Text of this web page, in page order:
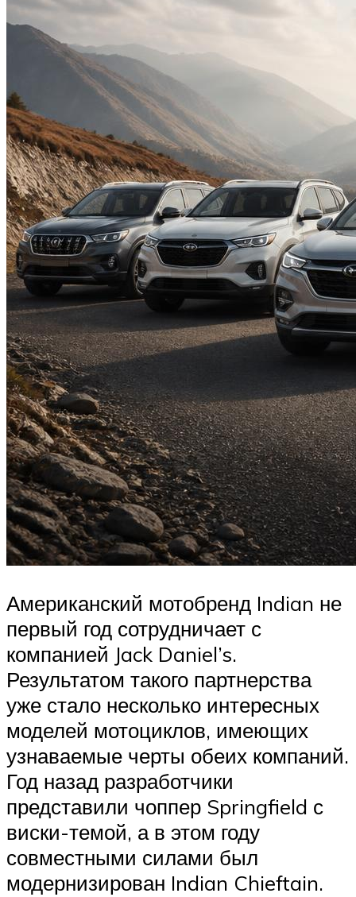
Американский мотобренд Indian не
первый год сотрудничает с
компанией Jack Daniel’s.
Результатом такого партнерства
уже стало несколько интересных
моделей мотоциклов, имеющих
узнаваемые черты обеих компаний.
Год назад разработчики
представили чоппер Springfield с
виски-темой, а в этом году
совместными силами был
модернизирован Indian Chieftain.